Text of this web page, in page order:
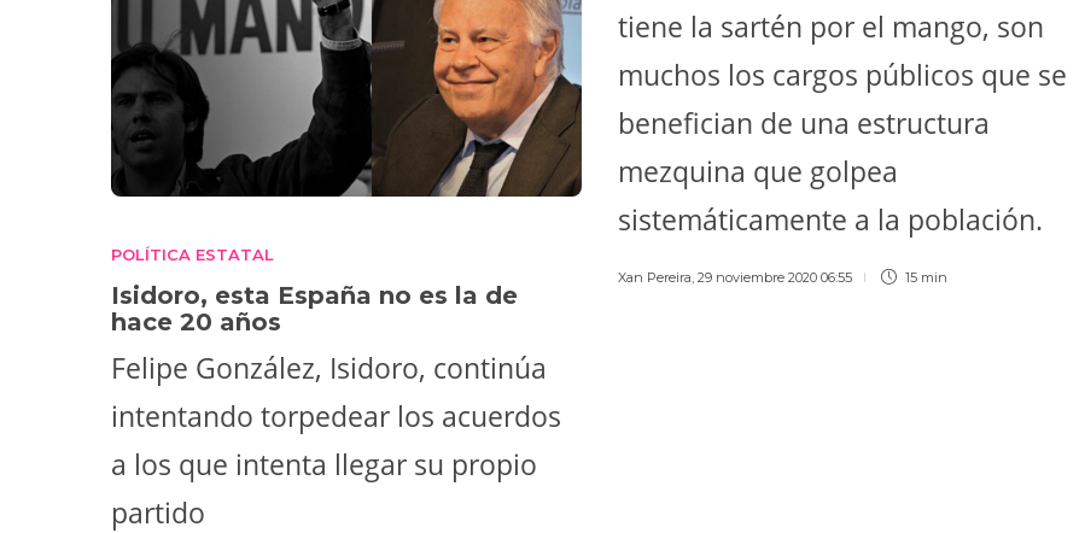
tiene la sartén por el mango, son
muchos los cargos públicos que se
benefician de una estructura
mezquina que golpea
sistemáticamente a la población.
Xan Pereira, 29 noviembre 2020 06:55 15 min
POLÍTICA ESTATAL
Isidoro, esta España no es la de
hace 20 años
Felipe González, Isidoro, continúa
intentando torpedear los acuerdos
a los que intenta llegar su propio
partido